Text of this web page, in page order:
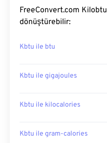
FreeConvert.com
dönüştürebilir:
Kbtu ile btu
Kbtu ile gigajoules
Kbtu ile kilocalories
Kbtu ile gram-calories